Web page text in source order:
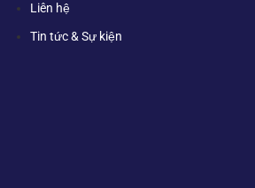
Liên hệ
Tin tức & Sự kiện